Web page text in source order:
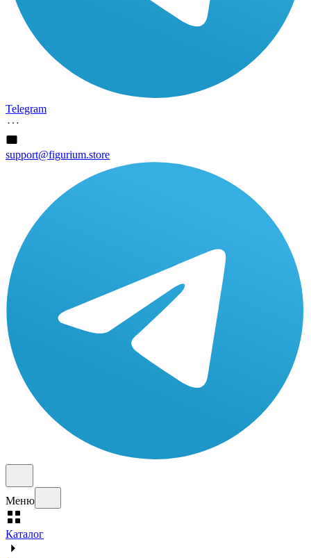
Telegram
support@figurium.store
Меню
Каталог